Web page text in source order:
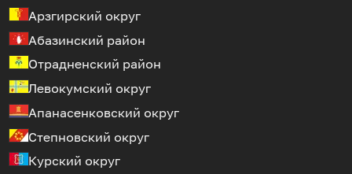
Арзгирский округ
Абазинский район
Отрадненский район
Левокумский округ
Апанасенковский округ
Степновский округ
Курский округ